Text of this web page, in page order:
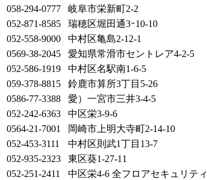
058-294-0777
岐阜市栄新町2-2
052-871-8585
瑞穂区堀田通3ｰ10-10
052-558-9000
中村区亀島2-12-1
0569-38-2045
愛知県常滑市セントレア4-2-5
052-586-1919
中村区名駅南1-6-5
059-378-8815
鈴鹿市算所3丁目5-26
0586-77-3388
愛）一宮市三井3-4-5
052-242-6363
中区栄3-9-6
0564-21-7001
岡崎市上明大寺町2-14-10
052-453-3111
中村区則武1丁目13-7
052-935-2323
東区葵1-27-11
052-251-2411
中区栄4-6 全フロアセキュリティ